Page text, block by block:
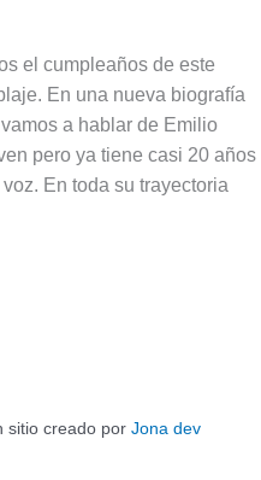
el cumpleaños de este
En una nueva biografía
a hablar de Emilio
pero ya tiene casi 20 años
En toda su trayectoria
sitio creado por Jona dev